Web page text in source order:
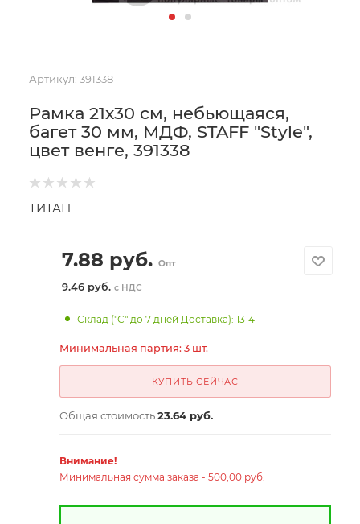
Артикул: 391338
Рамка 21х30 см, небьющаяся,
багет 30 мм, МДФ, STAFF "Style",
цвет венге, 391338
ТИТАН
7.88 руб. Опт
9.46 руб. с НДС
Склад ("С" до 7 дней Доставка): 1314
Минимальная партия: 3 шт.
КУПИТЬ СЕЙЧАС
Общая стоимость23.64 руб.
Внимание!
Минимальная сумма заказа - 500,00 руб.